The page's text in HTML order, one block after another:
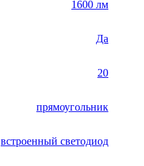
1600 лм
Да
20
прямоугольник
встроенный светодиод